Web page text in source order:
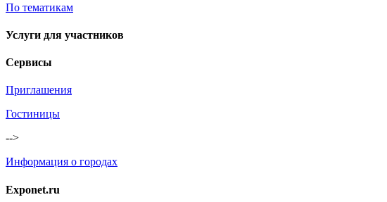
По тематикам
Услуги для участников
Сервисы
Приглашения
Гостиницы
-->
Информация о городах
Exponet.ru